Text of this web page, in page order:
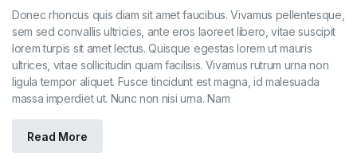
Donec rhoncus quis diam sit amet faucibus. Vivamus pellentesque,
sem sed convallis ultricies, ante eros laoreet libero, vitae suscipit
lorem turpis sit amet lectus. Quisque egestas lorem ut mauris
ultrices, vitae sollicitudin quam facilisis. Vivamus rutrum urna non
ligula tempor aliquet. Fusce tincidunt est magna, id malesuada
massa imperdiet ut. Nunc non nisi urna. Nam
Read More